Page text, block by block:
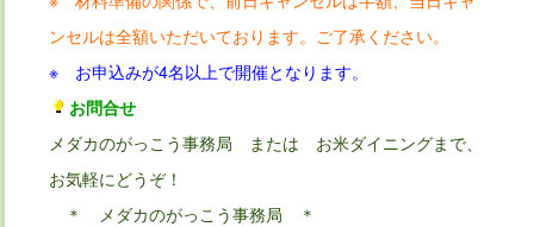
ンセルは全額いただいております。ご了承ください。
※ お申込みが4名以上で開催となります。
お問合せ
メダカのがっこう事務局 または お米ダイニングまで、
お気軽にどうぞ！
＊ メダカのがっこう事務局 ＊